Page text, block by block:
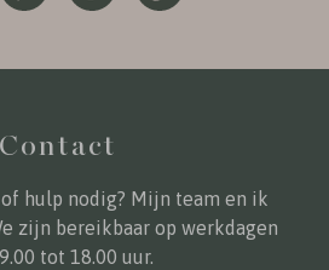
Contact
of hulp nodig? Mijn team en ik
zijn bereikbaar op werkdagen
tot 18.00 uur.